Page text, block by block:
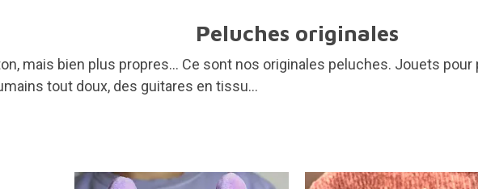
Peluches originales
mais bien plus propres... Ce sont nos originales peluches. Jouets
tout doux, des guitares en tissu...